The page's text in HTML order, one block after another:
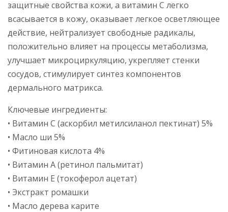
защитные свойства кожи, а витамин С легко
всасывается в кожу, оказывает легкое осветляющее
действие, нейтрализует свободные радикалы,
положительно влияет на процессы метаболизма,
улучшает микроциркуляцию, укрепляет стенки
сосудов, стимулирует синтез компонентов
дермального матрикса.
Ключевые ингредиенты:
• Витамин С (аскорбил метилсиланол пектинат) 5%
• Масло ши 5%
• Фитиновая кислота 4%
• Витамин А (ретинол пальмитат)
• Витамин Е (токоферол ацетат)
• Экстракт ромашки
• Масло дерева карите